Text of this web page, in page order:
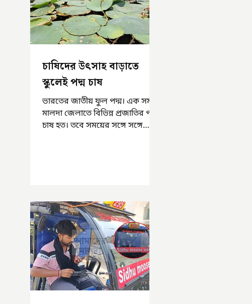
চাষিদের উৎসাহ বাড়াতে
স্কুলেই পদ্ম চাষ
ভারতের জাতীয় ফুল পদ্ম। এক সময়
মালদা জেলাতে বিভিন্ন প্রজাতির পদ্ম
চাষ হত। তবে সময়ের সঙ্গে সঙ্গে